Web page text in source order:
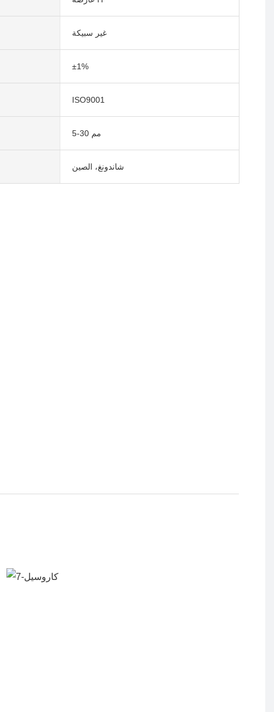
غير سبيكة
±1%
ISO9001
5-30 مم
شاندونغ، الصين